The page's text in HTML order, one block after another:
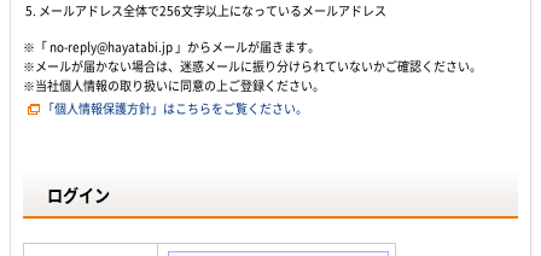
5. メールアドレス全体で256文字以上になっているメールアドレス
※「 no-reply@hayatabi.jp 」からメールが届きます。
※メールが届かない場合は、迷惑メールに振り分けられていないかご確認ください。
※当社個人情報の取り扱いに同意の上ご登録ください。
「個人情報保護方針」はこちらをご覧ください。
ログイン